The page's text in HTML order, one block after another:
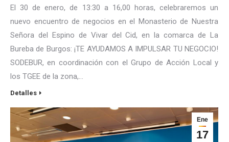
El 30 de enero, de 13:30 a 16,00 horas, celebraremos un
nuevo encuentro de negocios en el Monasterio de Nuestra
Señora del Espino de Vivar del Cid, en la comarca de La
Bureba de Burgos: ¡TE AYUDAMOS A IMPULSAR TU NEGOCIO!
SODEBUR, en coordinación con el Grupo de Acción Local y
los TGEE de la zona,…
Detalles
Ene
17